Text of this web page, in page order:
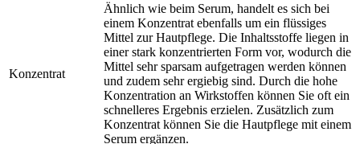
Konzentrat
Ähnlich wie beim Serum, handelt es sich bei
einem Konzentrat ebenfalls um ein flüssiges
Mittel zur Hautpflege. Die Inhaltsstoffe liegen in
einer stark konzentrierten Form vor, wodurch die
Mittel sehr sparsam aufgetragen werden können
und zudem sehr ergiebig sind. Durch die hohe
Konzentration an Wirkstoffen können Sie oft ein
schnelleres Ergebnis erzielen. Zusätzlich zum
Konzentrat können Sie die Hautpflege mit einem
Serum ergänzen.